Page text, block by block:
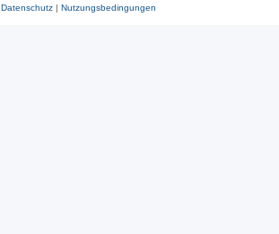
Datenschutz| Nutzungsbedingungen